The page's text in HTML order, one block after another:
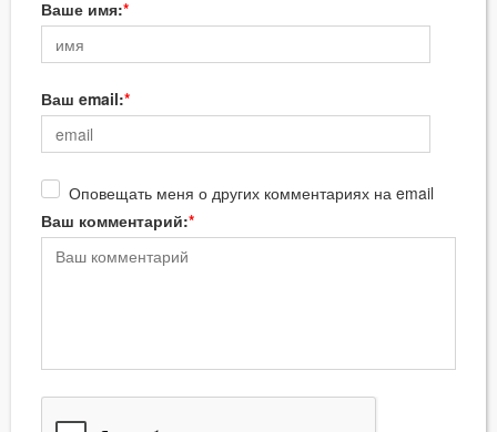
Ваше имя:
Ваш email:
Оповещать меня о других комментариях на email
Ваш комментарий: